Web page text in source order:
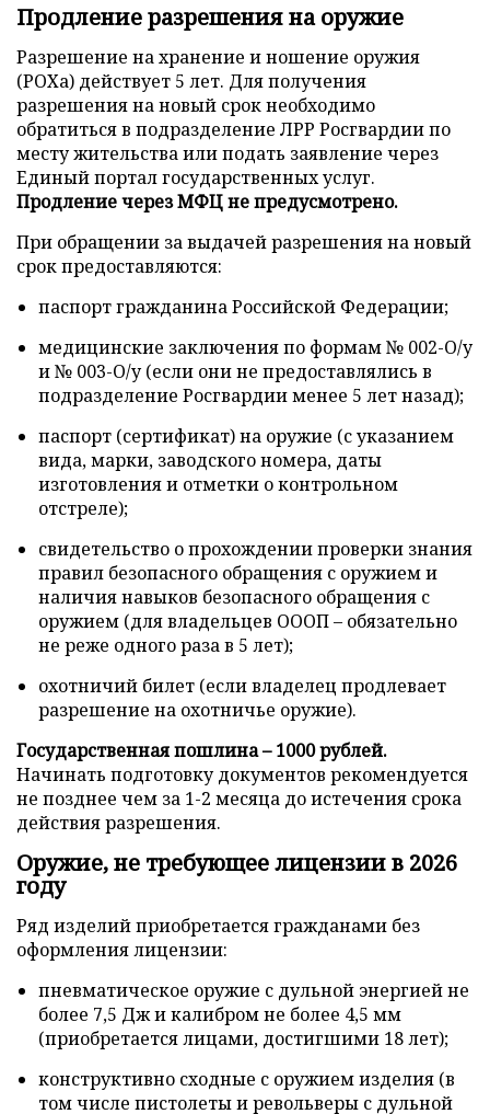
Продление разрешения на оружие
Разрешение на хранение и ношение оружия
(РОХа) действует 5 лет. Для получения
разрешения на новый срок необходимо
обратиться в подразделение ЛРР Росгвардии по
месту жительства или подать заявление через
Единый портал государственных услуг.
Продление через МФЦ не предусмотрено.
При обращении за выдачей разрешения на новый
срок предоставляются:
паспорт гражданина Российской Федерации;
медицинские заключения по формам № 002-О/у
и № 003-О/у (если они не предоставлялись в
подразделение Росгвардии менее 5 лет назад);
паспорт (сертификат) на оружие (с указанием
вида, марки, заводского номера, даты
изготовления и отметки о контрольном
отстреле);
свидетельство о прохождении проверки знания
правил безопасного обращения с оружием и
наличия навыков безопасного обращения с
оружием (для владельцев ОООП – обязательно
не реже одного раза в 5 лет);
охотничий билет (если владелец продлевает
разрешение на охотничье оружие).
Государственная пошлина – 1000 рублей.
Начинать подготовку документов рекомендуется
не позднее чем за 1-2 месяца до истечения срока
действия разрешения.
Оружие, не требующее лицензии в 2026
году
Ряд изделий приобретается гражданами без
оформления лицензии:
пневматическое оружие с дульной энергией не
более 7,5 Дж и калибром не более 4,5 мм
(приобретается лицами, достигшими 18 лет);
конструктивно сходные с оружием изделия (в
том числе пистолеты и револьверы с дульной